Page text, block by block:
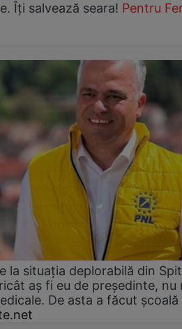
Îți salvează seara! Pentru
la situația deplorabilă din
aș fi eu de președinte, nu
De asta a făcut școală